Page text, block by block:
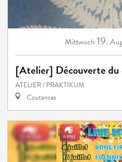
Mittwoch 19.
[Atelier] Découverte du
ATELIER / PRAKTIKUM
Coutances